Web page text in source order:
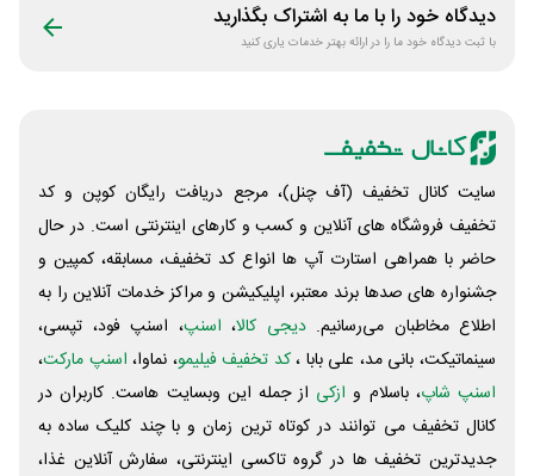
دیدگاه خود را با ما به اشتراک بگذارید
با ثبت دیدگاه خود ما را در ارائه بهتر خدمات یاری کنید
سایت کانال تخفیف (آف چنل)، مرجع دریافت رایگان کوپن و کد
تخفیف فروشگاه های آنلاین و کسب و‌ کارهای اینترنتی است. در حال
حاضر با همراهی استارت آپ ها انواع کد تخفیف، مسابقه، کمپین و
جشنواره های صدها برند معتبر، اپلیکیشن و مراکز خدمات آنلاین را به
اطلاع مخاطبان می‌رسانیم. دیجی کالا، اسنپ، اسنپ فود، تپسی،
سینماتیکت، بانی مد، علی‌ بابا ،کد تخفیف فیلیمو، نماوا، اسنپ مارکت،
اسنپ شاپ، باسلام و ازکی از جمله این وبسایت ‌هاست. کاربران در
کانال تخفیف می توانند در کوتاه ترین زمان و با چند کلیک ساده به
جدیدترین تخفیف ها در گروه تاکسی اینترنتی، سفارش آنلاین غذا،